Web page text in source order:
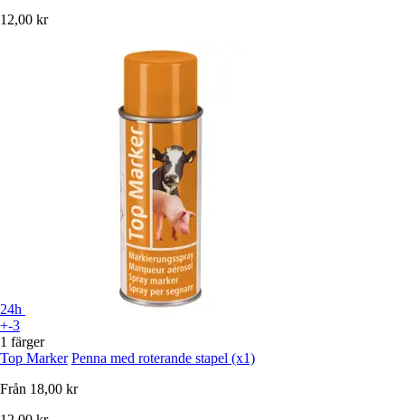
12,00 kr
24h
+-3
1 färger
Top Marker Penna med roterande stapel (x1)
Från 18,00 kr